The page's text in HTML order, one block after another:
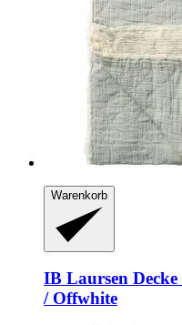
Warenkorb
IB Laursen
/ Offwhite